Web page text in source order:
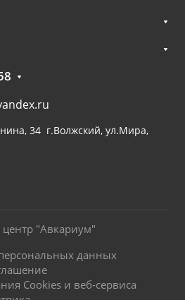
34 г.Волжский, ул.Мира,
"Авкариум"
данных
Cookies и веб-сервиса